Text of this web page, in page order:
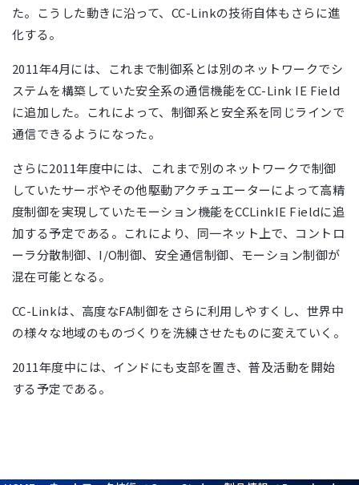
た。こうした動きに沿って、CC-Linkの技術自体もさらに進
化する。
2011年4月には、これまで制御系とは別のネットワークでシ
ステムを構築していた安全系の通信機能をCC-Link IE Field
に追加した。これによって、制御系と安全系を同じラインで
通信できるようになった。
さらに2011年度中には、これまで別のネットワークで制御
していたサーボやその他駆動アクチュエーターによって高精
度制御を実現していたモーション機能をCCLinkIE Fieldに追
加する予定である。これにより、同一ネット上で、コントロ
ーラ分散制御、I/O制御、安全通信制御、モーション制御が
混在可能となる。
CC-Linkは、高度なFA制御をさらに利用しやすくし、世界中
の様々な地域のものづくりを洗練させたものに変えていく。
2011年度中には、インドにも支部を置き、普及活動を開始
する予定である。